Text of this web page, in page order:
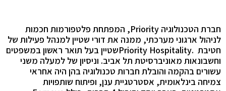
חברת הטכנולוגיה Priority, המפתחת פלטפורמות חכמות
לניהול ארגוני מערכתי, ממנה את דורי שטיין למנהל פעילות של
חטיבת .Priority Hospitalityשטיין בעל תואר ראשון במשפטים
וחשבונאות מאוניברסיטת תל אביב. וניסיון של למעלה משני
עשורים בהקמה והובלת חברות טכנולוגיה בהן היה אחראי
צמיחה בינלאומית, אסטרטגיית ענן, ופיתוח שותפויות